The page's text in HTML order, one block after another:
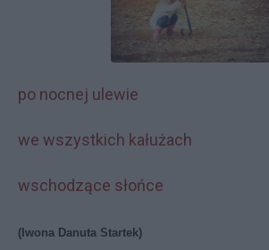
po nocnej ulewie
we wszystkich kałużach
wschodzące słońce
(Iwona Danuta Startek)